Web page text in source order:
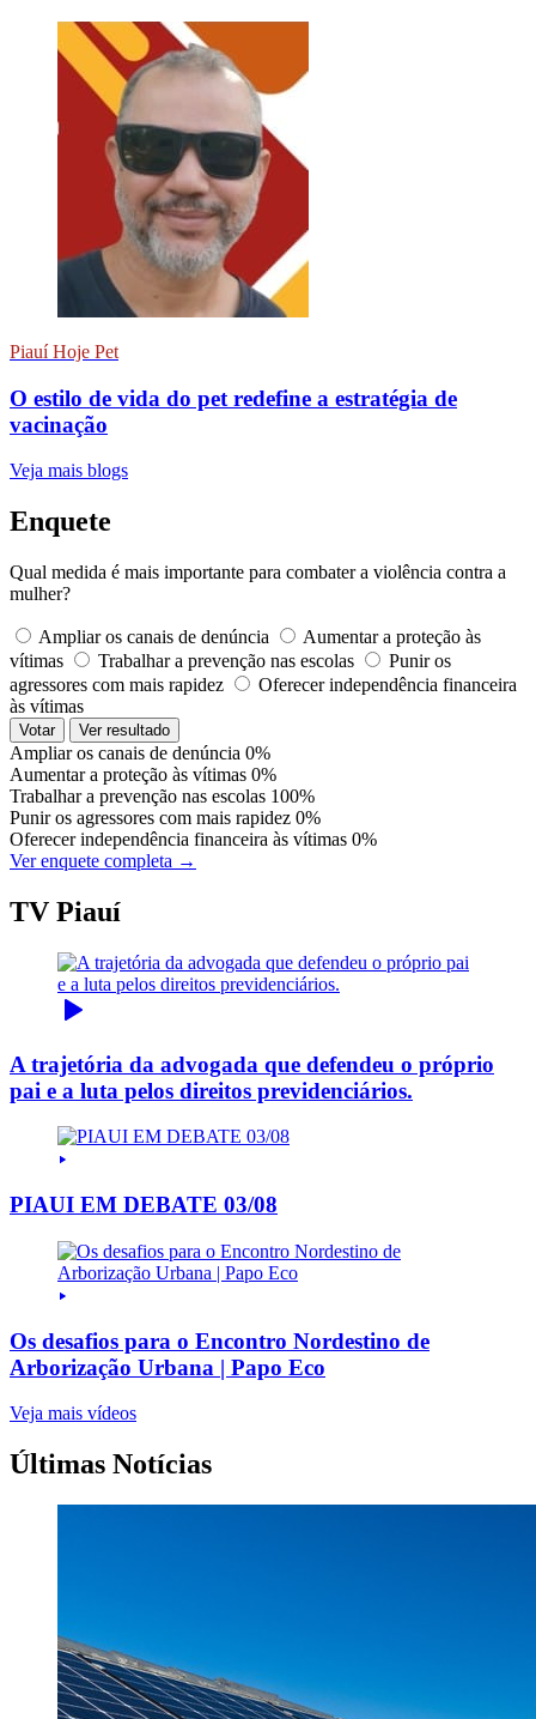
Piauí Hoje Pet
O estilo de vida do pet redefine a estratégia de
vacinação
Veja mais blogs
Enquete
Qual medida é mais importante para combater a violência contra a
mulher?
Ampliar os canais de denúncia
Aumentar a proteção às
vítimas
Trabalhar a prevenção nas escolas
Punir os
agressores com mais rapidez
Oferecer independência financeira
às vítimas
Votar Ver resultado
Ampliar os canais de denúncia 0%
Aumentar a proteção às vítimas 0%
Trabalhar a prevenção nas escolas 100%
Punir os agressores com mais rapidez 0%
Oferecer independência financeira às vítimas 0%
Ver enquete completa →
TV Piauí
A trajetória da advogada que defendeu o próprio
pai e a luta pelos direitos previdenciários.
PIAUI EM DEBATE 03/08
Os desafios para o Encontro Nordestino de
Arborização Urbana | Papo Eco
Veja mais vídeos
Últimas Notícias